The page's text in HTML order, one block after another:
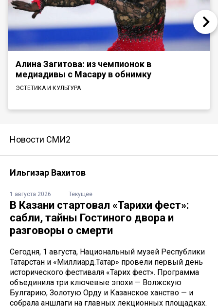
Алина Загитова: из чемпионок в
медиадивы с Масару в обнимку
ЭСТЕТИКА И КУЛЬТУРА
Новости СМИ2
Ильгизар Вахитов
1 августа 2026 Текущее
В Казани стартовал «Тарихи фест»:
сабли, тайны Гостиного двора и
разговоры о смерти
Сегодня, 1 августа, Национальный музей Республики
Татарстан и «Миллиард.Татар» провели первый день
исторического фестиваля «Тарих фест». Программа
объединила три ключевые эпохи — Волжскую
Булгарию, Золотую Орду и Казанское ханство — и
собрала аншлаги на главных лекционных площадках.